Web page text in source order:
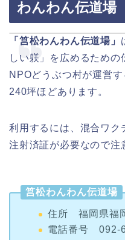
わんわん伝道場
「筥松わんわん伝道場」
しい躾」を広めるための
NPOどうぶつ村が運営
240坪ほどあります。
利用するには、混合ワク
注射済証が必要なので注
筥松わんわん伝道場
住所 福岡県福
電話番号 092-